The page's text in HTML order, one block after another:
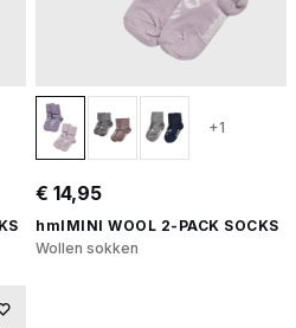
+1
€ 14,95
hmlMINI WOOL 2-PACK SOCKS
Wollen sokken